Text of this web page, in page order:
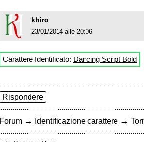
khiro
23/01/2014 alle 20:06
Carattere Identificato: Dancing Script Bold
Rispondere
Forum → Identificazione carattere →